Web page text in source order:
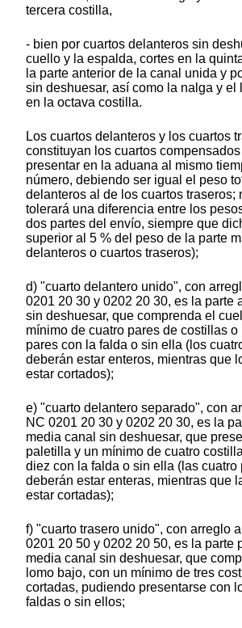
tercera costilla,
- bien por cuartos delanteros sin
cuello y la espalda, cortes en la
la parte anterior de la canal unida y
sin deshuesar, así como la nalga y el
en la octava costilla.
Los cuartos delanteros y los cuartos
constituyan los cuartos
presentar en la aduana al mismo
número, debiendo ser igual el peso
delanteros al de los cuartos traseros;
tolerará una diferencia entre los
dos partes del envío, siempre que
superior al 5 % del peso de la parte
delanteros o cuartos traseros);
d) "cuarto delantero unido", con
0201 20 30 y 0202 20 30, es la parte
sin deshuesar, que comprenda el
mínimo de cuatro pares de costillas
pares con la falda o sin ella (los
deberán estar enteros, mientras que
estar cortados);
e) "cuarto delantero separado", con
NC 0201 20 30 y 0202 20 30, es la
media canal sin deshuesar, que
paletilla y un mínimo de cuatro
diez con la falda o sin ella (las cuatro
deberán estar enteras, mientras que
estar cortadas);
f) "cuarto trasero unido", con arreglo
0201 20 50 y 0202 20 50, es la parte
media canal sin deshuesar, que
lomo bajo, con un mínimo de tres
cortadas, pudiendo presentarse con
faldas o sin ellos;